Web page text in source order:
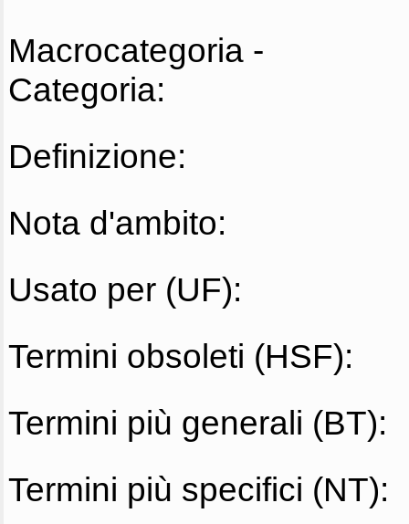
Macrocategoria -
Categoria:
Definizione:
Nota d'ambito:
Usato per (UF):
Termini obsoleti (HSF):
Termini più generali (BT):
Termini più specifici (NT):